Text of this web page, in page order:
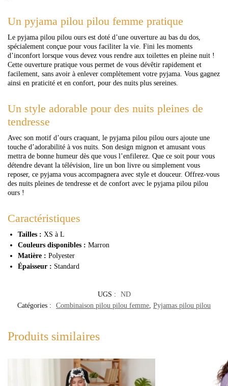
Un pyjama pilou pilou femme pratique
Le pyjama pilou pilou ours est doté d’une ouverture au bas du dos,
spécialement conçue pour vous faciliter la vie. Fini les moments
d’inconfort lorsque vous devez vous rendre aux toilettes en pleine nuit !
Cette ouverture pratique vous permet de vous dévêtir rapidement et
facilement, sans avoir à enlever complètement votre pyjama. Vous gagnez
ainsi en praticité et en confort, pour des nuits plus sereines.
Un style adorable pour des nuits pleines de
tendresse
Avec son motif d’ours craquant, le pyjama pilou pilou ours ajoute une
touche d’adorabilité à vos nuits. Son design mignon et amusant vous
mettra de bonne humeur dès que vous l’enfilerez. Que ce soit pour vous
détendre devant la télévision, lire un bon livre ou simplement vous
reposer, ce pyjama vous accompagnera avec style et douceur. Offrez-vous
des nuits pleines de tendresse et de confort avec le pyjama pilou pilou
ours !
Caractéristiques
Tailles : XS à L
Couleurs disponibles : Marron
Matière : Polyester
Épaisseur : Standard
UGS :
ND
Catégories :
Combinaison pilou pilou femme, Pyjamas pilou pilou
Produits similaires